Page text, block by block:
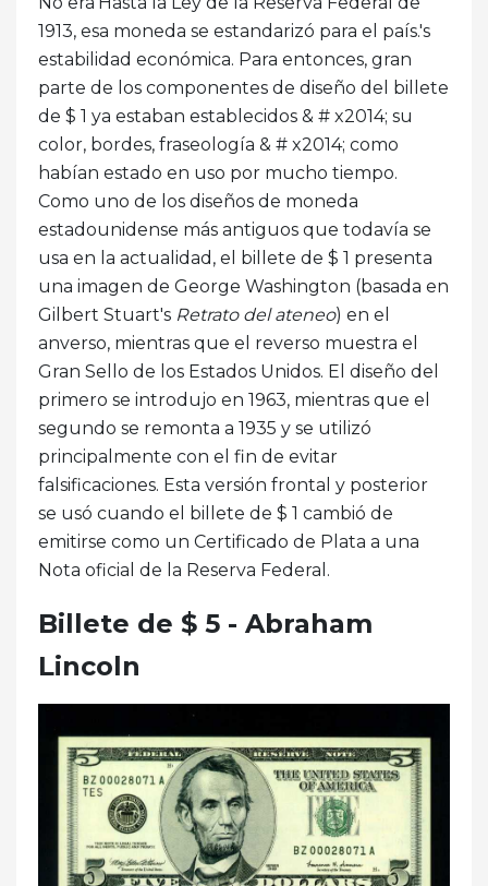
1913, esa moneda se estandarizó para el país.'s
estabilidad económica. Para entonces, gran
parte de los componentes de diseño del billete
de $ 1 ya estaban establecidos & # x2014; su
color, bordes, fraseología & # x2014; como
habían estado en uso por mucho tiempo.
Como uno de los diseños de moneda
estadounidense más antiguos que todavía se
usa en la actualidad, el billete de $ 1 presenta
una imagen de George Washington (basada en
Gilbert Stuart's Retrato del ateneo) en el
anverso, mientras que el reverso muestra el
Gran Sello de los Estados Unidos. El diseño del
primero se introdujo en 1963, mientras que el
segundo se remonta a 1935 y se utilizó
principalmente con el fin de evitar
falsificaciones. Esta versión frontal y posterior
se usó cuando el billete de $ 1 cambió de
emitirse como un Certificado de Plata a una
Nota oficial de la Reserva Federal.
Billete de $ 5 - Abraham
Lincoln